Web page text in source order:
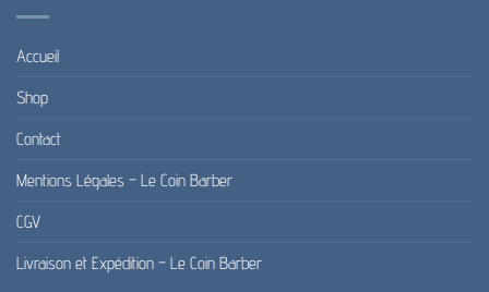
Accueil
Shop
Contact
Mentions Légales – Le Coin Barber
CGV
Livraison et Expédition – Le Coin Barber